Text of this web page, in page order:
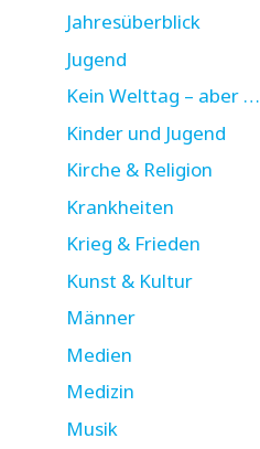
Jahresüberblick
Jugend
Kein Welttag – aber …
Kinder und Jugend
Kirche & Religion
Krankheiten
Krieg & Frieden
Kunst & Kultur
Männer
Medien
Medizin
Musik